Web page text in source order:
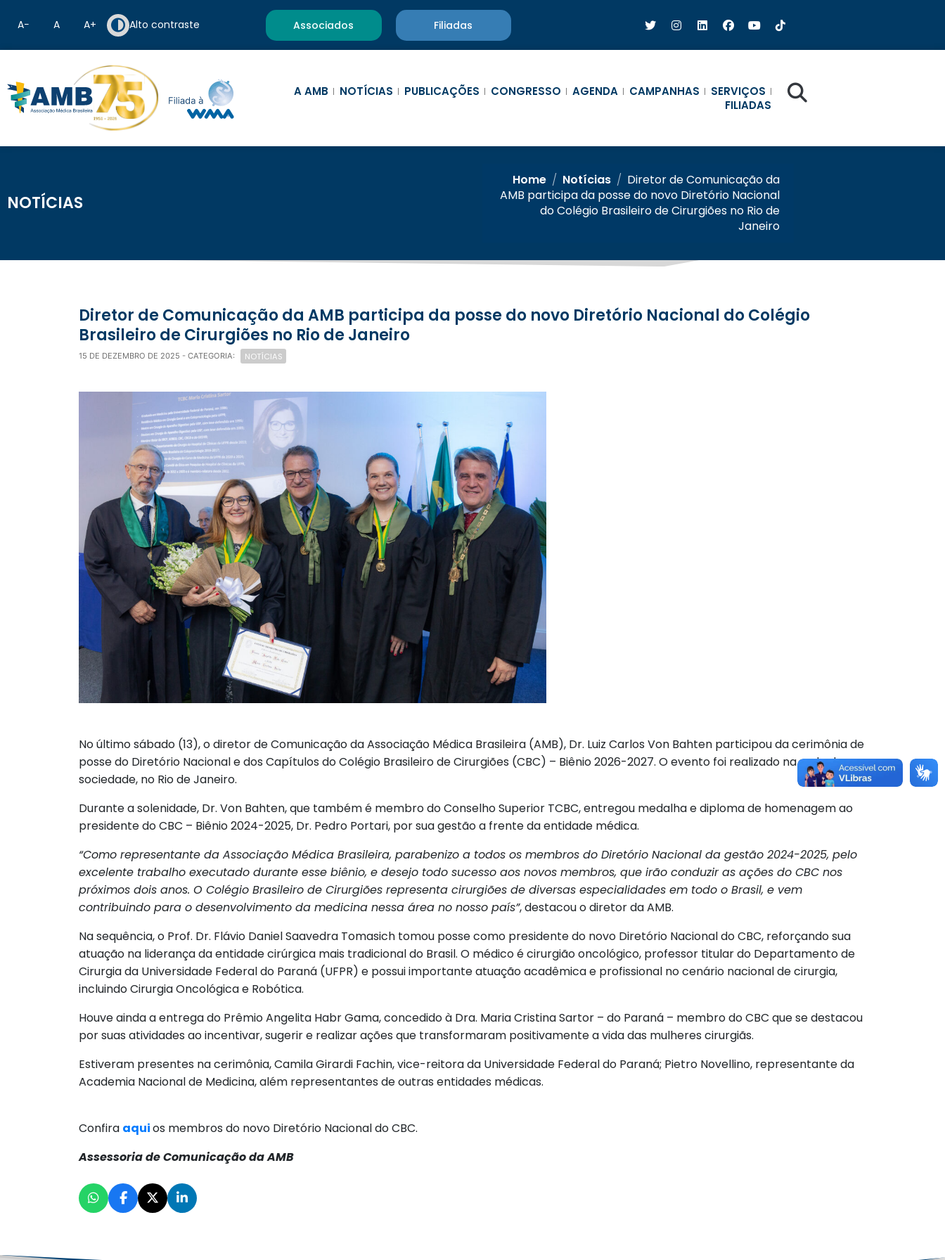
A− A A+ Alto contraste Associados Filiadas
A AMB NOTÍCIAS PUBLICAÇÕES CONGRESSO AGENDA CAMPANHAS
SERVIÇOS
FILIADAS
NOTÍCIAS
Home / Notícias / Diretor de Comunicação da
AMB participa da posse do novo Diretório Nacional
do Colégio Brasileiro de Cirurgiões no Rio de
Janeiro
Diretor de Comunicação da AMB participa da posse do novo Diretório Nacional do Colégio
Brasileiro de Cirurgiões no Rio de Janeiro
15 DE DEZEMBRO DE 2025 - CATEGORIA: NOTÍCIAS
No último sábado (13), o diretor de Comunicação da Associação Médica Brasileira (AMB), Dr. Luiz Carlos Von Bahten participou da cerimônia de
posse do Diretório Nacional e dos Capítulos do Colégio Brasileiro de Cirurgiões (CBC) – Biênio 2026-2027. O evento foi realizado na sede da
sociedade, no Rio de Janeiro.
Durante a solenidade, Dr. Von Bahten, que também é membro do Conselho Superior TCBC, entregou medalha e diploma de homenagem ao
presidente do CBC – Biênio 2024-2025, Dr. Pedro Portari, por sua gestão a frente da entidade médica.
“Como representante da Associação Médica Brasileira, parabenizo a todos os membros do Diretório Nacional da gestão 2024-2025, pelo
excelente trabalho executado durante esse biênio, e desejo todo sucesso aos novos membros, que irão conduzir as ações do CBC nos
próximos dois anos. O Colégio Brasileiro de Cirurgiões representa cirurgiões de diversas especialidades em todo o Brasil, e vem
contribuindo para o desenvolvimento da medicina nessa área no nosso país”, destacou o diretor da AMB.
Na sequência, o Prof. Dr. Flávio Daniel Saavedra Tomasich tomou posse como presidente do novo Diretório Nacional do CBC, reforçando sua
atuação na liderança da entidade cirúrgica mais tradicional do Brasil. O médico é cirurgião oncológico, professor titular do Departamento de
Cirurgia da Universidade Federal do Paraná (UFPR) e possui importante atuação acadêmica e profissional no cenário nacional de cirurgia,
incluindo Cirurgia Oncológica e Robótica.
Houve ainda a entrega do Prêmio Angelita Habr Gama, concedido à Dra. Maria Cristina Sartor – do Paraná – membro do CBC que se destacou
por suas atividades ao incentivar, sugerir e realizar ações que transformaram positivamente a vida das mulheres cirurgiãs.
Estiveram presentes na cerimônia, Camila Girardi Fachin, vice-reitora da Universidade Federal do Paraná; Pietro Novellino, representante da
Academia Nacional de Medicina, além representantes de outras entidades médicas.
Confira aquios membros do novo Diretório Nacional do CBC.
Assessoria de Comunicação da AMB